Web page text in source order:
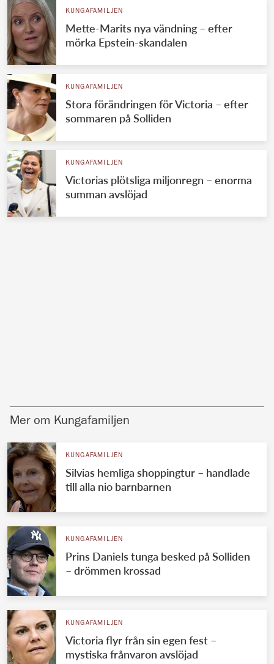
KUNGAFAMILJEN
Mette-Marits nya vändning – efter
mörka Epstein-skandalen
KUNGAFAMILJEN
Stora förändringen för Victoria – efter
sommaren på Solliden
KUNGAFAMILJEN
Victorias plötsliga miljonregn – enorma
summan avslöjad
Mer om Kungafamiljen
KUNGAFAMILJEN
Silvias hemliga shoppingtur – handlade
till alla nio barnbarnen
KUNGAFAMILJEN
Prins Daniels tunga besked på Solliden
– drömmen krossad
KUNGAFAMILJEN
Victoria flyr från sin egen fest –
mystiska frånvaron avslöjad